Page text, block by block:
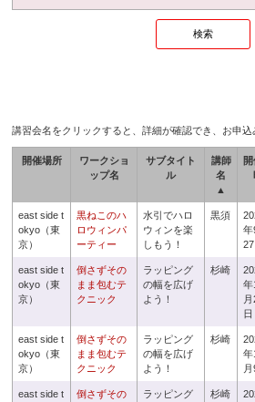
講習会名をクリックすると、詳細が確認でき、お申込
開催場所
ワークショ
ップ名
サブタイト
ル
講師
名
▲
east side t
okyo（東
京）
黒ねこのハ
ロウィンパ
ーティー
水引でハロ
ウィンを楽
しもう！
黒須
年
27
east side t
okyo（東
京）
倒さずその
まま包むテ
クニック
ラッピング
の幅を広げ
よう！
杉崎
年
日
east side t
okyo（東
京）
倒さずその
まま包むテ
クニック
ラッピング
の幅を広げ
よう！
杉崎
年
east side t
倒さずその
ラッピング
杉崎